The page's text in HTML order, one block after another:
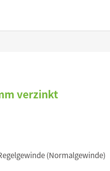
verzinkt
(Normalgewinde)